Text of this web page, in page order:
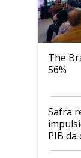
The
56%
Safra
PIB da